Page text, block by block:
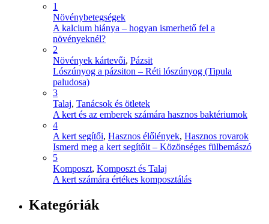
1
Növénybetegségek
A kalcium hiánya – hogyan ismerhető fel a
növényeknél?
2
Növények kártevői, Pázsit
Lószúnyog a pázsiton – Réti lószúnyog (Tipula
paludosa)
3
Talaj, Tanácsok és ötletek
A kert és az emberek számára hasznos baktériumok
4
A kert segítői, Hasznos élőlények, Hasznos rovarok
Ismerd meg a kert segítőit – Közönséges fülbemászó
5
Komposzt, Komposzt és Talaj
A kert számára értékes komposztálás
Kategóriák